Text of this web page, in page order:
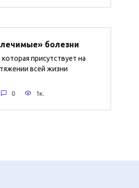
болезни
присутствует на
всей жизни
0 1к.